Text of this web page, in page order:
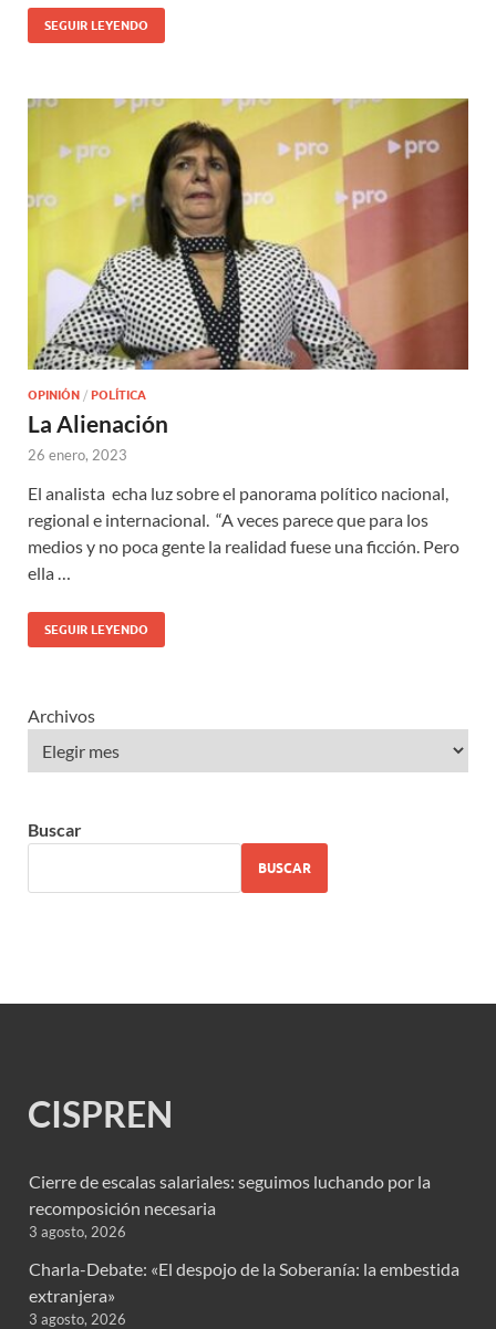
SEGUIR LEYENDO
OPINIÓN / POLÍTICA
La Alienación
26 enero, 2023
El analista echa luz sobre el panorama político nacional,
regional e internacional. “A veces parece que para los
medios y no poca gente la realidad fuese una ficción. Pero
ella …
SEGUIR LEYENDO
Archivos
Buscar
BUSCAR
CISPREN
Cierre de escalas salariales: seguimos luchando por la
recomposición necesaria
3 agosto, 2026
Charla-Debate: «El despojo de la Soberanía: la embestida
extranjera»
3 agosto, 2026